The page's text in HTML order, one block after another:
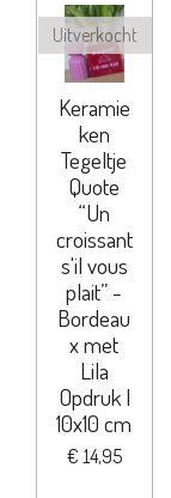
Uitverkocht
Keramie
ken
Tegeltje
Quote
“Un
croissant
s'il vous
plait” -
Bordeau
x met
Lila
Opdruk |
10x10 cm
€ 14,95